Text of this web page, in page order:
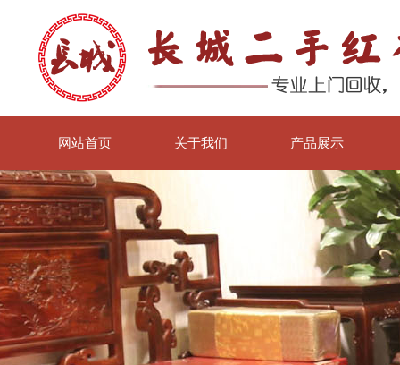
网站首页 关于我们 产品展示